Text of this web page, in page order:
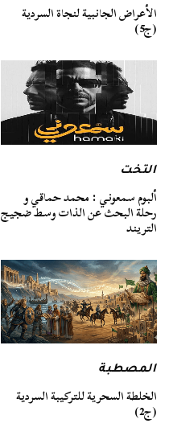
الأعراض الجانبية لنجاة السردية
(ج5)
التخت
ألبوم سمعوني : محمد حماقي و
رحلة البحث عن الذات وسط ضجيج
التريند
المصطبة
الخلطة السحرية للتركيبة السردية
(ج2)